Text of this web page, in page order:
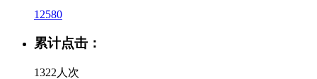
12580
累计点击：
1322人次